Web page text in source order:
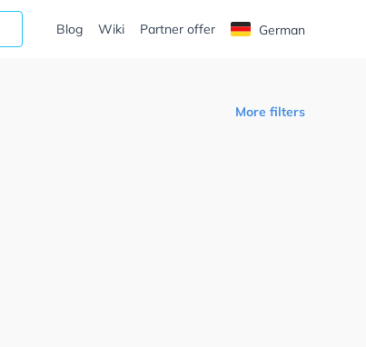
Blog Wiki Partner offer German
More filters